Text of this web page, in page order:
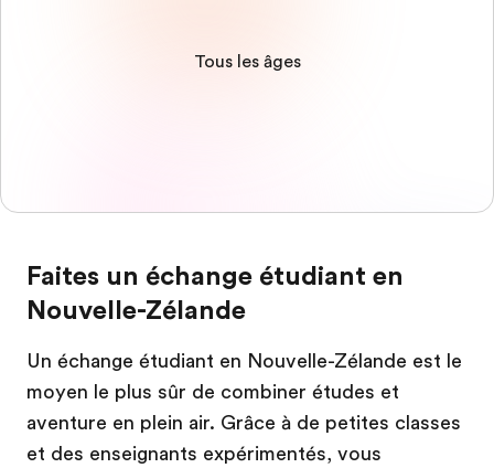
Tous les âges
Faites un échange étudiant en
Nouvelle-Zélande
Un échange étudiant en Nouvelle-Zélande est le
moyen le plus sûr de combiner études et
aventure en plein air. Grâce à de petites classes
et des enseignants expérimentés, vous